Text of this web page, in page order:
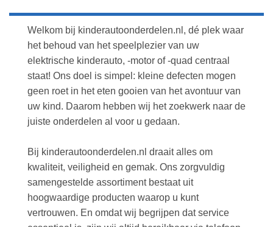
Welkom bij kinderautoonderdelen.nl, dé plek waar
het behoud van het speelplezier van uw
elektrische kinderauto, -motor of -quad centraal
staat! Ons doel is simpel: kleine defecten mogen
geen roet in het eten gooien van het avontuur van
uw kind. Daarom hebben wij het zoekwerk naar de
juiste onderdelen al voor u gedaan.
Bij kinderautoonderdelen.nl draait alles om
kwaliteit, veiligheid en gemak. Ons zorgvuldig
samengestelde assortiment bestaat uit
hoogwaardige producten waarop u kunt
vertrouwen. En omdat wij begrijpen dat service